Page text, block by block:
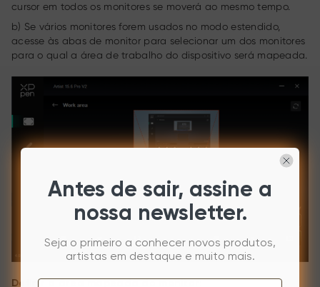
cursor em todos os monitores se moverá ao mesmo tempo.
b) Se vários monitores forem usados no modo estendido,
acesse às abas de monitor para selecionar um dos monitores
para o qual a área de trabalho do dispositivo será mapeada.
Definir a área mapeada do monitor:
Antes de sair, assine a
nossa newsletter.
Seja o primeiro a conhecer novos produtos,
artistas em destaque e muito mais.